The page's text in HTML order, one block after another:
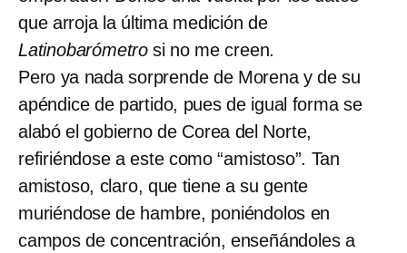
que arroja la última medición de
Latinobarómetro si no me creen.
Pero ya nada sorprende de Morena y de su
apéndice de partido, pues de igual forma se
alabó el gobierno de Corea del Norte,
refiriéndose a este como “amistoso”. Tan
amistoso, claro, que tiene a su gente
muriéndose de hambre, poniéndolos en
campos de concentración, enseñándoles a